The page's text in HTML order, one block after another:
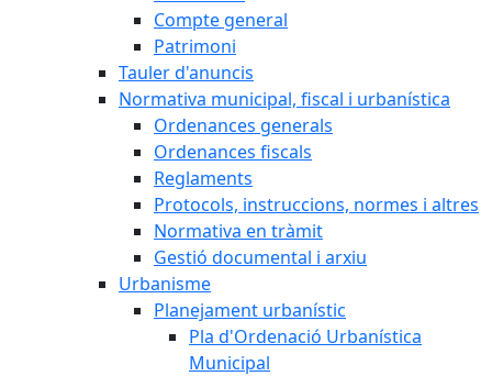
Compte general
Patrimoni
Tauler d'anuncis
Normativa municipal, fiscal i urbanística
Ordenances generals
Ordenances fiscals
Reglaments
Protocols, instruccions, normes i altres
Normativa en tràmit
Gestió documental i arxiu
Urbanisme
Planejament urbanístic
Pla d'Ordenació Urbanística
Municipal